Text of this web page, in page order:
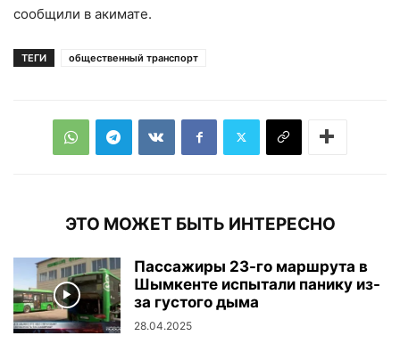
сообщили в акимате.
ТЕГИ общественный транспорт
ЭТО МОЖЕТ БЫТЬ ИНТЕРЕСНО
Пассажиры 23-го маршрута в
Шымкенте испытали панику из-
за густого дыма
28.04.2025